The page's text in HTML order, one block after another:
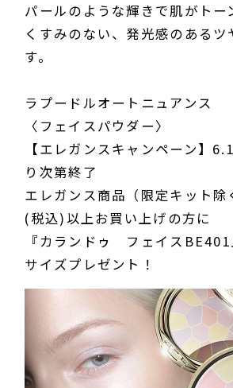
パールのような輝きで肌がトー
くすみのない、発光感のあるツ
す。
ラプードルオートニュアンス
〈フェイスパウダー〉
【エレガンスキャンペーン】
り次第終了
エレガンス商品（限定キット
(税込)以上お買い上げの方に
『カランドゥ フェイス
サイズプレゼント！